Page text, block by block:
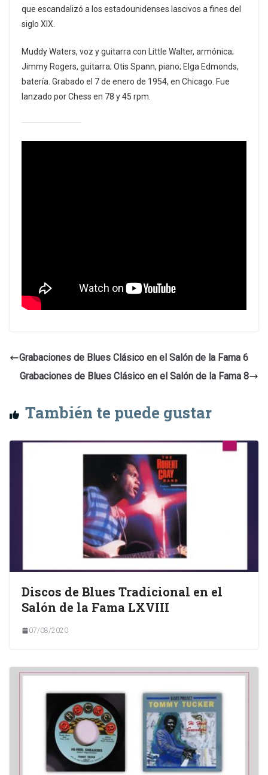
que escandalizó a los estadounidenses lascivos a fines del
siglo XIX.
Muddy Waters, voz y guitarra con Little Walter, armónica;
Jimmy Rogers, guitarra; Otis Spann, piano; Elga Edmonds,
batería. Grabado el 7 de enero de 1954, en Chicago. Fue
lanzado por Chess en 78 y 45 rpm.
Grabaciones de Blues Clásico en el Salón de la Fama 6
Grabaciones de Blues Clásico en el Salón de la Fama 8
También te puede gustar
Discos de Blues Tradicional en el
Salón de la Fama LXVIII
07/08/2020